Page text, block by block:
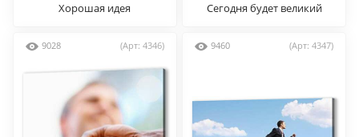
Хорошая идея
Сегодня будет великий
9028 (Арт: 4346) 9460 (Арт: 4347)